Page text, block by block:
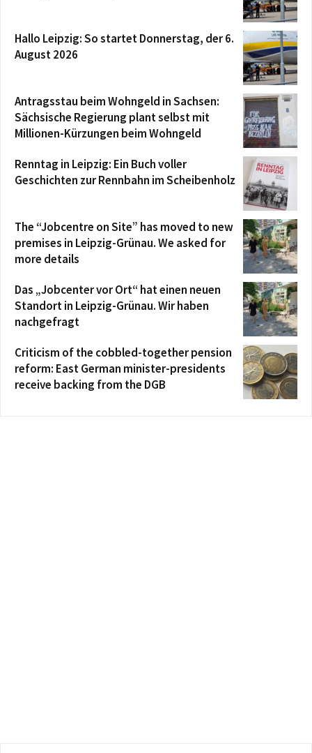
Hallo Leipzig: So startet Donnerstag, der 6.
August 2026
Antragsstau beim Wohngeld in Sachsen:
Sächsische Regierung plant selbst mit
Millionen-Kürzungen beim Wohngeld
Renntag in Leipzig: Ein Buch voller
Geschichten zur Rennbahn im Scheibenholz
The “Jobcentre on Site” has moved to new
premises in Leipzig-Grünau. We asked for
more details
Das „Jobcenter vor Ort“ hat einen neuen
Standort in Leipzig-Grünau. Wir haben
nachgefragt
Criticism of the cobbled-together pension
reform: East German minister-presidents
receive backing from the DGB